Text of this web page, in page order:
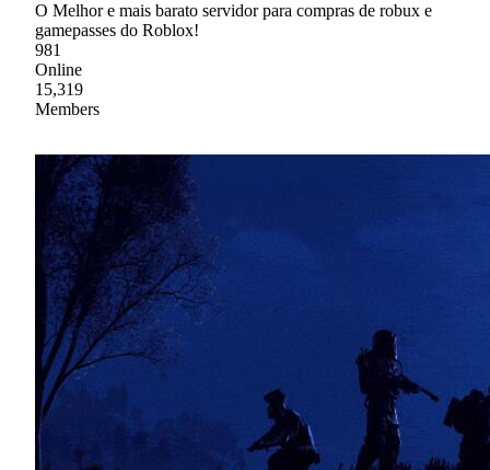
O Melhor e mais barato servidor para compras de robux e
gamepasses do Roblox!
981
Online
15,319
Members